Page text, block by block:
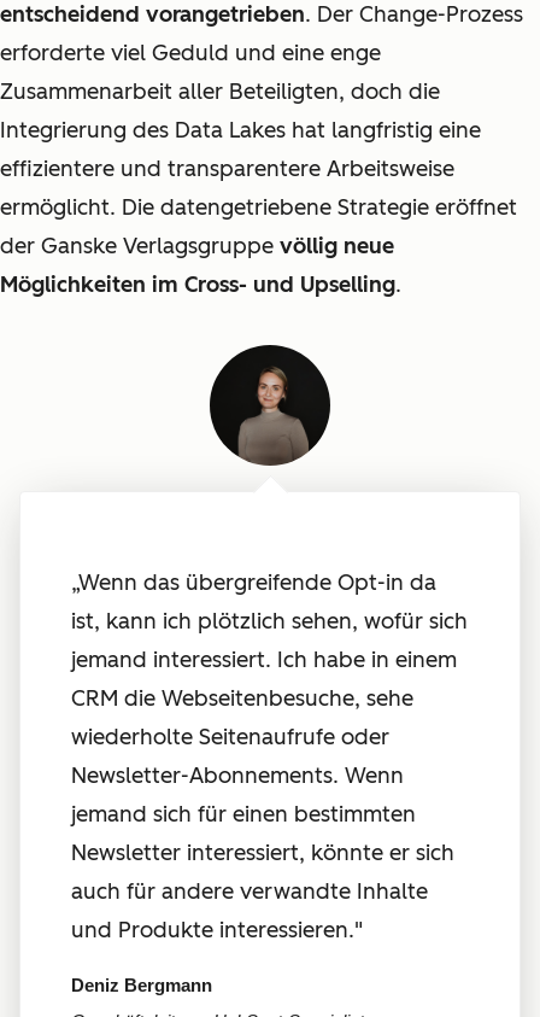
entscheidend vorangetrieben. Der Change-Prozess
erforderte viel Geduld und eine enge
Zusammenarbeit aller Beteiligten, doch die
Integrierung des Data Lakes hat langfristig eine
effizientere und transparentere Arbeitsweise
ermöglicht. Die datengetriebene Strategie eröffnet
der Ganske Verlagsgruppe völlig neue
Möglichkeiten im Cross- und Upselling.
„Wenn das übergreifende Opt-in da
ist, kann ich plötzlich sehen, wofür sich
jemand interessiert. Ich habe in einem
CRM die Webseitenbesuche, sehe
wiederholte Seitenaufrufe oder
Newsletter-Abonnements. Wenn
jemand sich für einen bestimmten
Newsletter interessiert, könnte er sich
auch für andere verwandte Inhalte
und Produkte interessieren."
Deniz Bergmann